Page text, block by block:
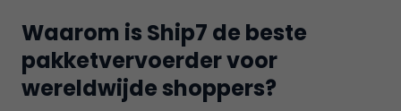
Waarom is Ship7 de beste
pakketvervoerder voor
wereldwijde shoppers?